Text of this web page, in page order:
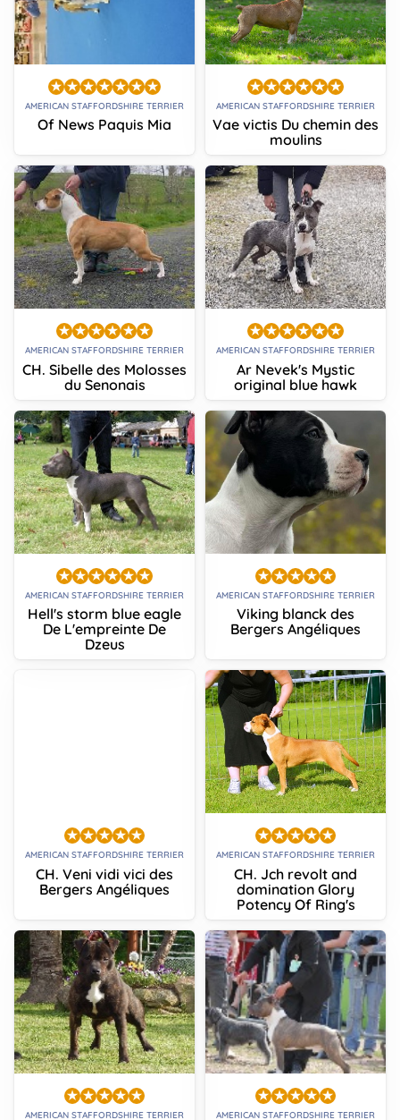
AMERICAN STAFFORDSHIRE TERRIER
Of News Paquis Mia
AMERICAN STAFFORDSHIRE TERRIER
Vae victis Du chemin des
moulins
AMERICAN STAFFORDSHIRE TERRIER
CH. Sibelle des Molosses
du Senonais
AMERICAN STAFFORDSHIRE TERRIER
Ar Nevek's Mystic
original blue hawk
AMERICAN STAFFORDSHIRE TERRIER
Hell's storm blue eagle
De L'empreinte De
Dzeus
AMERICAN STAFFORDSHIRE TERRIER
Viking blanck des
Bergers Angéliques
AMERICAN STAFFORDSHIRE TERRIER
CH. Veni vidi vici des
Bergers Angéliques
AMERICAN STAFFORDSHIRE TERRIER
CH. Jch revolt and
domination Glory
Potency Of Ring's
AMERICAN STAFFORDSHIRE TERRIER AMERICAN STAFFORDSHIRE TERRIER